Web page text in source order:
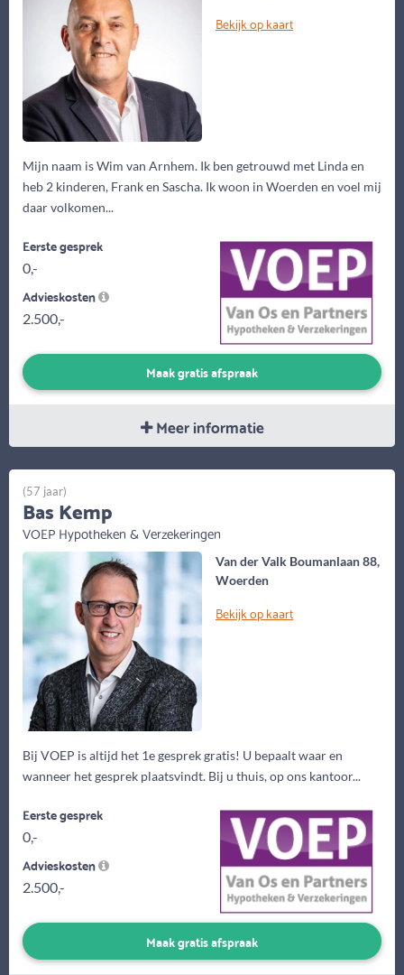
Bekijk op kaart
Mijn naam is Wim van Arnhem. Ik ben getrouwd met Linda en
heb 2 kinderen, Frank en Sascha. Ik woon in Woerden en voel mij
daar volkomen...
Eerste gesprek
0,-
Advieskosten
2.500,-
Maak gratis afspraak
Meer informatie
Van der Valk Boumanlaan 88,
Woerden
Bekijk op kaart
Bij VOEP is altijd het 1e gesprek gratis! U bepaalt waar en
wanneer het gesprek plaatsvindt. Bij u thuis, op ons kantoor...
(57 jaar)
Bas Kemp
VOEP Hypotheken & Verzekeringen
Eerste gesprek
0,-
Advieskosten
2.500,-
Maak gratis afspraak